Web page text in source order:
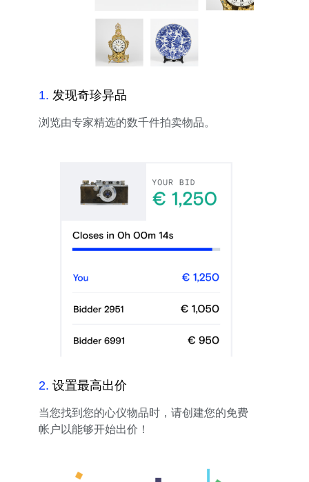
1. 发现奇珍异品
浏览由专家精选的数千件拍卖物品。
2. 设置最高出价
当您找到您的心仪物品时，请创建您的免费
帐户以能够开始出价！